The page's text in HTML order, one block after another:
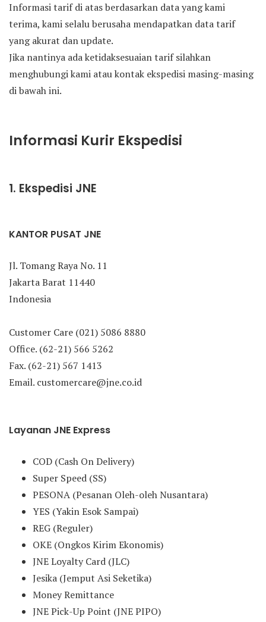
Informasi tarif di atas berdasarkan data yang kami
terima, kami selalu berusaha mendapatkan data tarif
yang akurat dan update.
Jika nantinya ada ketidaksesuaian tarif silahkan
menghubungi kami atau kontak ekspedisi masing-masing
di bawah ini.
Informasi Kurir Ekspedisi
1. Ekspedisi JNE
KANTOR PUSAT JNE
Jl. Tomang Raya No. 11
Jakarta Barat 11440
Indonesia
Customer Care (021) 5086 8880
Office. (62-21) 566 5262
Fax. (62-21) 567 1413
Email. customercare@jne.co.id
Layanan JNE Express
COD (Cash On Delivery)
Super Speed (SS)
PESONA (Pesanan Oleh-oleh Nusantara)
YES (Yakin Esok Sampai)
REG (Reguler)
OKE (Ongkos Kirim Ekonomis)
JNE Loyalty Card (JLC)
Jesika (Jemput Asi Seketika)
Money Remittance
JNE Pick-Up Point (JNE PIPO)